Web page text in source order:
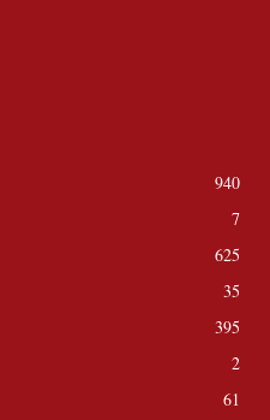
940
7
625
35
395
2
61